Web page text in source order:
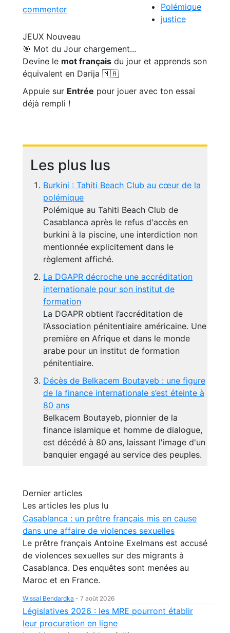
commenter
Polémique
justice
JEUX Nouveau
🎯 Mot du Jour chargement...
Devine le mot français du jour et apprends son
équivalent en Darija 🇲🇦
Appuie sur Entrée pour jouer avec ton essai
déjà rempli !
Les plus lus
Burkini : Tahiti Beach Club au cœur de la
polémique
Polémique au Tahiti Beach Club de
Casablanca après le refus d'accès en
burkini à la piscine, une interdiction non
mentionnée explicitement dans le
règlement affiché.
La DGAPR décroche une accréditation
internationale pour son institut de
formation
La DGAPR obtient l’accréditation de
l’Association pénitentiaire américaine. Une
première en Afrique et dans le monde
arabe pour un institut de formation
pénitentiaire.
Décès de Belkacem Boutayeb : une figure
de la finance internationale s’est éteinte à
80 ans
Belkacem Boutayeb, pionnier de la
finance islamique et homme de dialogue,
est décédé à 80 ans, laissant l'image d'un
banquier engagé au service des peuples.
Dernier articles
Les articles les plus lu
Casablanca : un prêtre français mis en cause
dans une affaire de violences sexuelles
Le prêtre français Antoine Exelmans est accusé
de violences sexuelles sur des migrants à
Casablanca. Des enquêtes sont menées au
Maroc et en France.
Wissal Bendardka - 7 août 2026
Législatives 2026 : les MRE pourront établir
leur procuration en ligne